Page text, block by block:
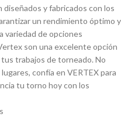
y fabricados con los
un rendimiento óptimo y
variedad de opciones
son una excelente opción
tus trabajos de torneado. No
confí­a en VERTEX para
tu torno hoy con los